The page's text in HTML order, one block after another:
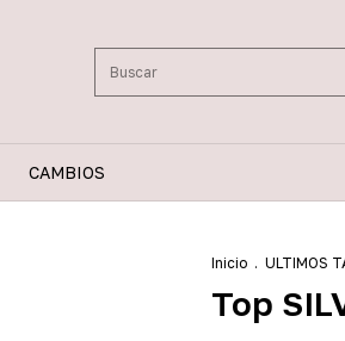
CAMBIOS
Inicio . ULTIMOS
Top